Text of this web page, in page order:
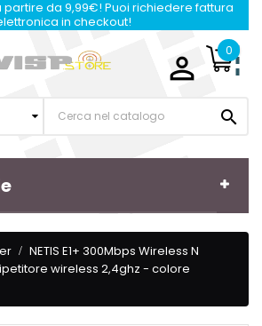
partire da 9,99€! Puoi richiedere fattura
in checkout!

0

NETIS E1+ 300Mbps Wireless N
wireless 2,4ghz - colore